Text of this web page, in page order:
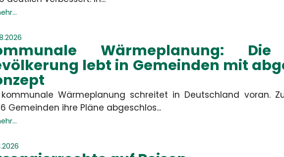
Wärmeplanung:
lebt in Gemeinden mit
Wärmeplanung schreitet in Deutschland voran.
Gemeinden ihre Pläne abgeschlos...
Bitte rufen
Nachricht